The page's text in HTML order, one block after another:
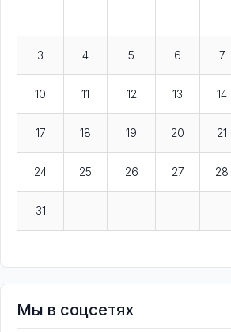
3 4 5 6 7
10 11 12 13 14
17 18 19 20 21
24 25 26 27 28
31
Мы в соцсетях